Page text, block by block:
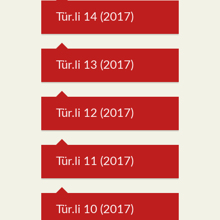
Tür.li 14 (2017)
Tür.li 13 (2017)
Tür.li 12 (2017)
Tür.li 11 (2017)
Tür.li 10 (2017)